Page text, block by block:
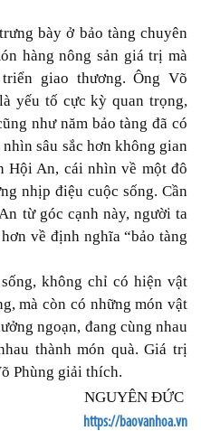
bày ở bảo tàng chuyên
hàng nông sản giá trị mà
giao thương. Ông Võ
yếu tố cực kỳ quan trọng,
như năm bảo tàng đã có
sâu sắc hơn không gian
Hội An, cái nhìn về một đô
nhịp điệu cuộc sống. Cần
từ góc cạnh này, người ta
về định nghĩa “bảo tàng
không chỉ có hiện vật
mà còn có những món vật
ngoạn, đang cùng nhau
thành món quà. Giá trị
Phùng giải thích.
NGUYÊN ĐỨC
https://baovanhoa.vn